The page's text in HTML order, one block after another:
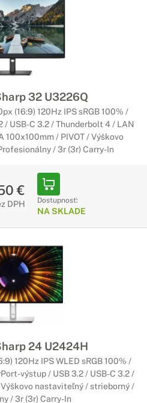
32 U3226Q
(16:9) 120Hz IPS sRGB 100% /
/ USB-C 3.2 / Thunderbolt 4 / LAN
100x100mm / PIVOT / Výškovo
/ 3r (3r) Carry-In
€
DPH Dostupnosť:
NA SKLADE
24 U2424H
120Hz IPS WLED sRGB 100% /
výstup / USB 3.2 / USB-C 3.2 /
Výškovo nastaviteľný / strieborný /
/ 3r (3r) Carry-In